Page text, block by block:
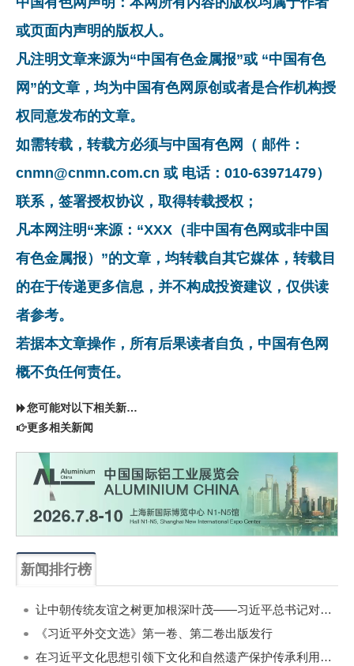
或页面内声明的版权人。
凡注明文章来源为“中国有色金属报”或 “中国有色
网”的文章，均为中国有色网原创或者是合作机构授
权同意发布的文章。
如需转载，转载方必须与中国有色网（ 邮件：
cnmn@cnmn.com.cn 或 电话：010-63971479）
联系，签署授权协议，取得转载授权；
凡本网注明“来源：“XXX（非中国有色网或非中国
有色金属报）”的文章，均转载自其它媒体，转载目
的在于传递更多信息，并不构成投资建议，仅供读
者参考。
若据本文章操作，所有后果读者自负，中国有色网
概不负任何责任。
您可能对以下相关新闻同样感兴趣
更多相关新闻
新闻排行榜
让中朝传统友谊之树更加根深叶茂——习近平总书记对朝鲜进行国事访问纪实
《习近平外交文选》第一卷、第二卷出版发行
在习近平文化思想引领下文化和自然遗产保护传承利用工作开创新局面